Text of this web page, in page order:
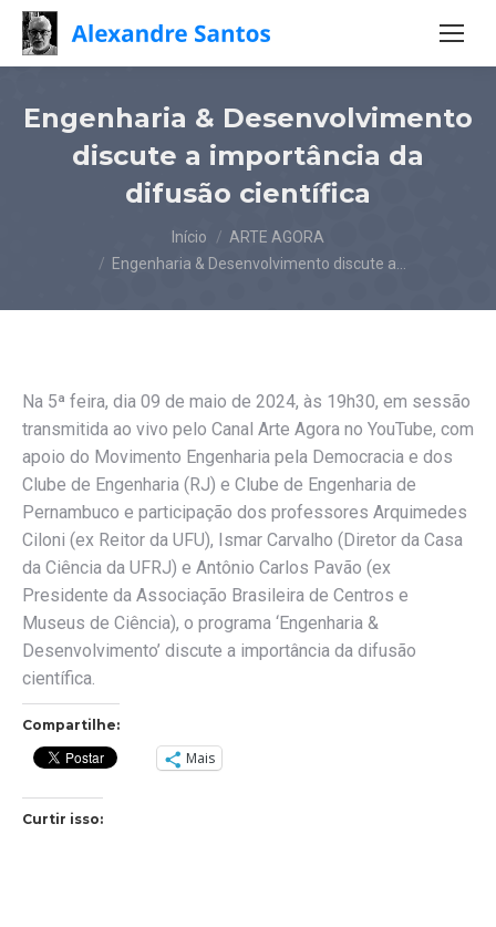
Engenharia & Desenvolvimento
discute a importância da
difusão científica
Início
ARTE AGORA
Engenharia & Desenvolvimento discute a…
Na 5ª feira, dia 09 de maio de 2024, às 19h30, em sessão
transmitida ao vivo pelo Canal Arte Agora no YouTube, com
apoio do Movimento Engenharia pela Democracia e dos
Clube de Engenharia (RJ) e Clube de Engenharia de
Pernambuco e participação dos professores Arquimedes
Ciloni (ex Reitor da UFU), Ismar Carvalho (Diretor da Casa
da Ciência da UFRJ) e Antônio Carlos Pavão (ex
Presidente da Associação Brasileira de Centros e
Museus de Ciência), o programa ‘Engenharia &
Desenvolvimento’ discute a importância da difusão
científica.
Compartilhe:
Mais
Curtir isso: